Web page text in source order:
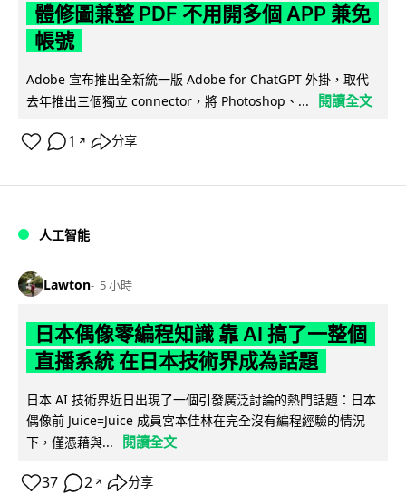
體修圖兼整 PDF 不用開多個 APP 兼免
帳號
Adobe 宣布推出全新統一版 Adobe for ChatGPT 外掛，取代
去年推出三個獨立 connector，將 Photoshop、...
閱讀全文
1 ↗ 分享
人工智能
Lawton 5 小時
日本偶像零編程知識 靠 AI 搞了一整個
直播系統 在日本技術界成為話題
日本 AI 技術界近日出現了一個引發廣泛討論的熱門話題：日本
偶像前 Juice=Juice 成員宮本佳林在完全沒有編程經驗的情況
下，僅憑藉與...
閱讀全文
37 2 ↗ 分享